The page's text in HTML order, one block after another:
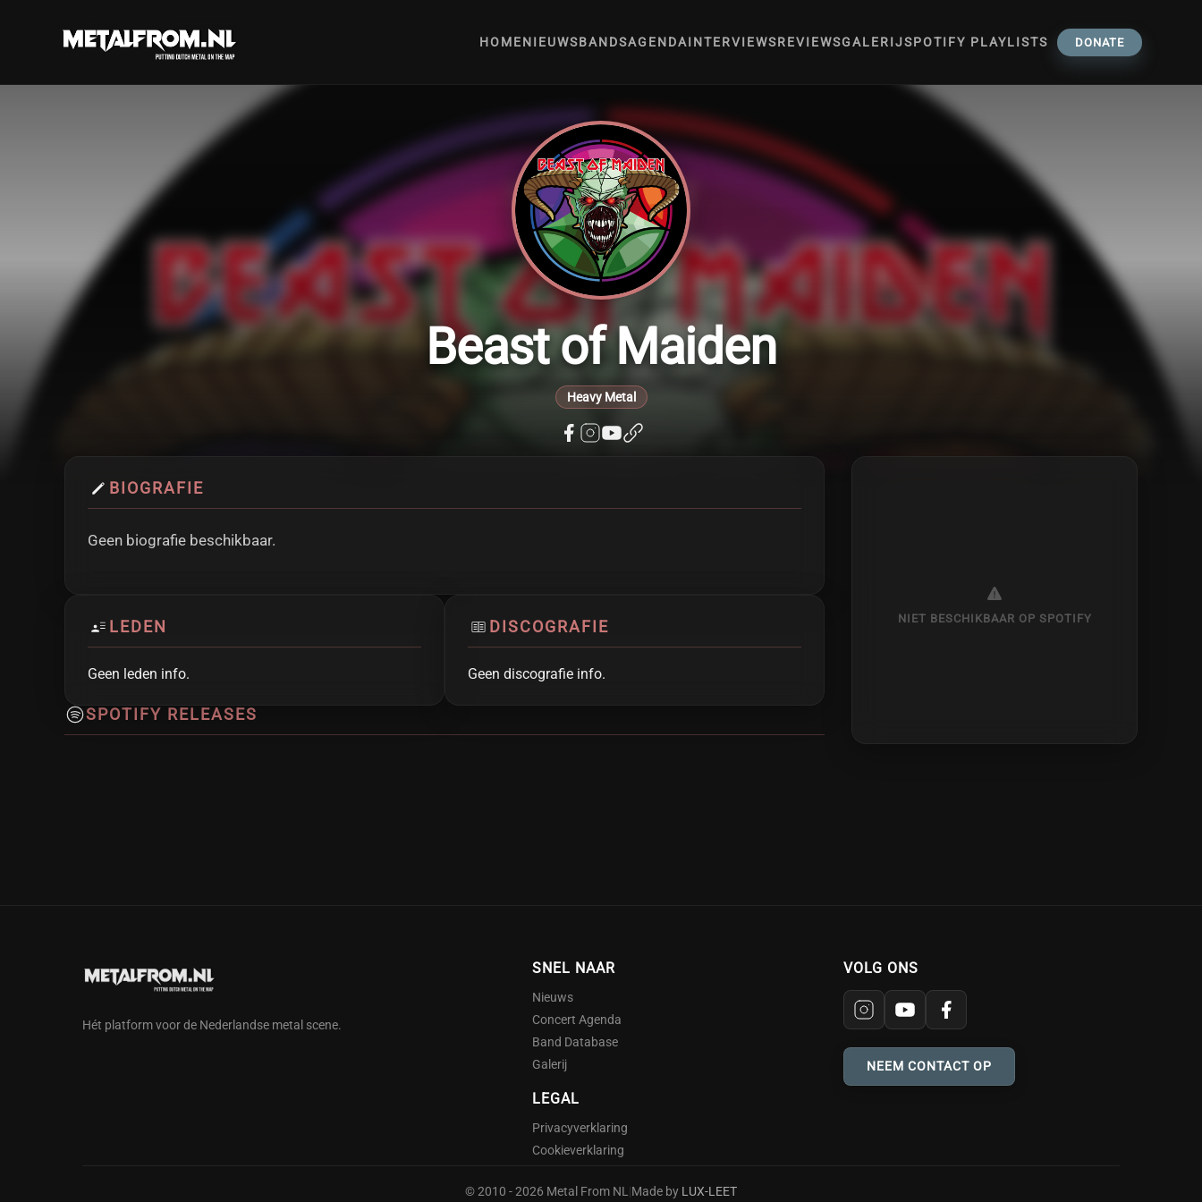
HOMENIEUWSBANDSAGENDAINTERVIEWSREVIEWSGALERIJSPOTIFY PLAYLISTS DONATE
Beast of Maiden
Heavy Metal
BIOGRAFIE
Geen biografie beschikbaar.
LEDEN
Geen leden info.
DISCOGRAFIE
Geen discografie info.
SPOTIFY RELEASES
NIET BESCHIKBAAR OP SPOTIFY
Hét platform voor de Nederlandse metal scene.
SNEL NAAR
Nieuws
Concert Agenda
Band Database
Galerij
LEGAL
Privacyverklaring
Cookieverklaring
VOLG ONS
NEEM CONTACT OP
© 2010 - 2026 Metal From NL |Made by LUX-LEET